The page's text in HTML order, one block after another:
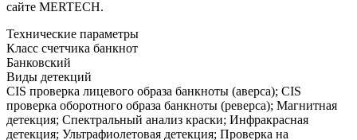
сайте MERTECH.
Технические параметры
Класс счетчика банкнот
Банковский
Виды детекций
CIS проверка лицевого образа банкноты (аверса); CIS
проверка оборотного образа банкноты (реверса); Магнитная
детекция; Cпектральный анализ краски; Инфракрасная
детекция; Ультрафиолетовая детекция; Проверка на